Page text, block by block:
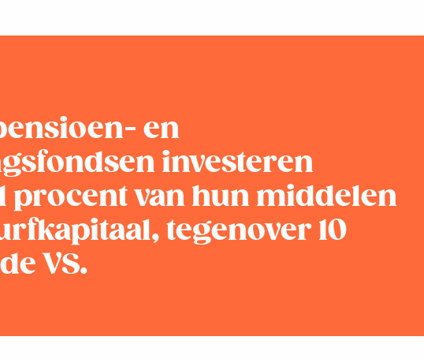
en
investeren
procent van hun middelen
tegenover 10
VS.